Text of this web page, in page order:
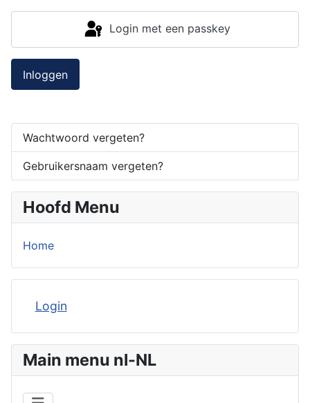
Login met een passkey
Inloggen
Wachtwoord vergeten?
Gebruikersnaam vergeten?
Hoofd Menu
Home
Login
Main menu nl-NL